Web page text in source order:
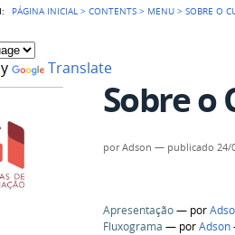
PÁGINA INICIAL >CONTENTS > MENU >SOBRE O
Translate
Sobre o
porAdson — publicado 24/
Apresentação— por
Fluxograma — porAdson